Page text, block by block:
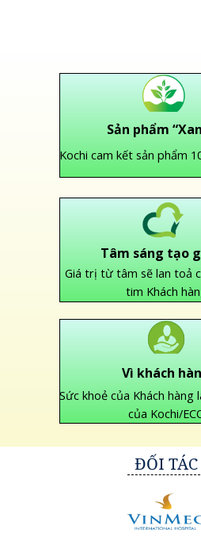
Sản phẩm
Kochi cam kết sản phẩm
Tâm sáng tạo
Giá trị từ tâm sẽ lan toả
tim Khách
Vì khách
Sức khoẻ của Khách hàng
của Kochi/
ĐỐI TÁC